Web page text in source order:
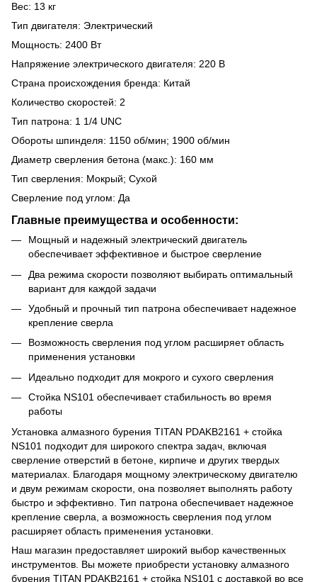
Вес: 13 кг
Тип двигателя: Электрический
Мощность: 2400 Вт
Напряжение электрического двигателя: 220 В
Страна происхождения бренда: Китай
Количество скоростей: 2
Тип патрона: 1 1/4 UNC
Обороты шпинделя: 1150 об/мин; 1900 об/мин
Диаметр сверления бетона (макс.): 160 мм
Тип сверления: Мокрый; Сухой
Сверление под углом: Да
Главные преимущества и особенности:
Мощный и надежный электрический двигатель
обеспечивает эффективное и быстрое сверление
Два режима скорости позволяют выбирать оптимальный
вариант для каждой задачи
Удобный и прочный тип патрона обеспечивает надежное
крепление сверла
Возможность сверления под углом расширяет область
применения установки
Идеально подходит для мокрого и сухого сверления
Стойка NS101 обеспечивает стабильность во время
работы
Установка алмазного бурения TITAN PDAKB2161 + стойка
NS101 подходит для широкого спектра задач, включая
сверление отверстий в бетоне, кирпиче и других твердых
материалах. Благодаря мощному электрическому двигателю
и двум режимам скорости, она позволяет выполнять работу
быстро и эффективно. Тип патрона обеспечивает надежное
крепление сверла, а возможность сверления под углом
расширяет область применения установки.
Наш магазин предоставляет широкий выбор качественных
инструментов. Вы можете приобрести установку алмазного
бурения TITAN PDAKB2161 + стойка NS101 с доставкой во все